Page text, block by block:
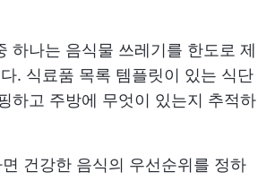
하나는 음식물 쓰레기를 한도로 제
. 식료품 목록 템플릿이 있는 식단
하고 주방에 무엇이 있는지 추적하
건강한 음식의 우선순위를 정하